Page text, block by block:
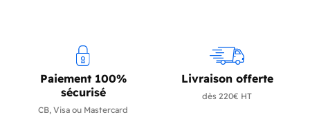
Paiement 100%
sécurisé
CB, Visa ou Mastercard
Livraison offerte
dès 220€ HT